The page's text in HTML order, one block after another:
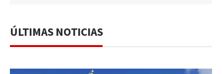
ÚLTIMAS NOTICIAS